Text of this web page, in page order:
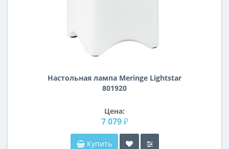
Настольная лампа Meringe Lightstar
801920
Цена:
7 079 ₽
Купить